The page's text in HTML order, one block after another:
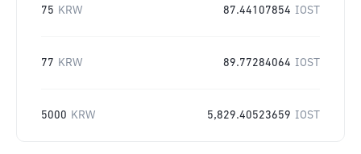
75 KRW 87.44107854 IOST
77 KRW 89.77284064 IOST
5000 KRW 5,829.40523659 IOST